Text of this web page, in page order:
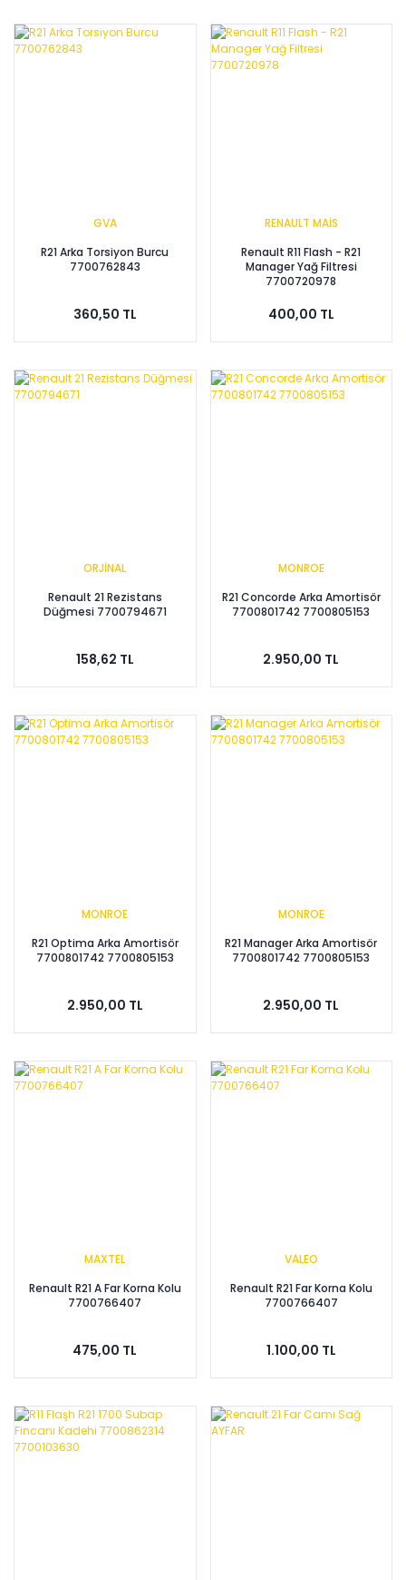
GVA
R21 Arka Torsiyon Burcu
7700762843
360,50 TL
RENAULT MAİS
Renault R11 Flash - R21
Manager Yağ Filtresi
7700720978
400,00 TL
ORJİNAL
Renault 21 Rezistans
Düğmesi 7700794671
158,62 TL
MONROE
R21 Concorde Arka Amortisör
7700801742 7700805153
2.950,00 TL
MONROE
R21 Optima Arka Amortisör
7700801742 7700805153
2.950,00 TL
MONROE
R21 Manager Arka Amortisör
7700801742 7700805153
2.950,00 TL
MAXTEL
Renault R21 A Far Korna Kolu
7700766407
475,00 TL
VALEO
Renault R21 Far Korna Kolu
7700766407
1.100,00 TL